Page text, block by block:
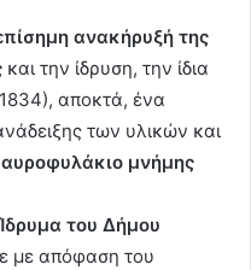
ανακήρυξή της
και την ίδρυση, την ίδια
αποκτά, ένα
των υλικών και
μνήμης
του Δήμου
με απόφαση του